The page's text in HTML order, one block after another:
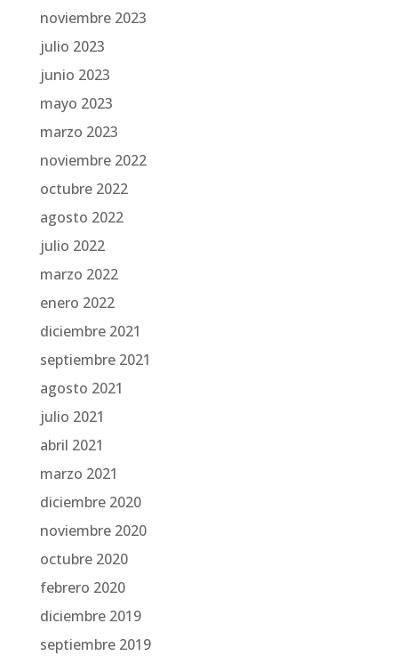
noviembre 2023
julio 2023
junio 2023
mayo 2023
marzo 2023
noviembre 2022
octubre 2022
agosto 2022
julio 2022
marzo 2022
enero 2022
diciembre 2021
septiembre 2021
agosto 2021
julio 2021
abril 2021
marzo 2021
diciembre 2020
noviembre 2020
octubre 2020
febrero 2020
diciembre 2019
septiembre 2019